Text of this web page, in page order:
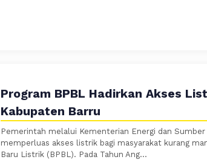
Program BPBL Hadirkan Akses
Kabupaten Barru
Pemerintah melalui Kementerian Energi dan
memperluas akses listrik bagi masyarakat kurang
Baru Listrik (BPBL). Pada Tahun Ang...